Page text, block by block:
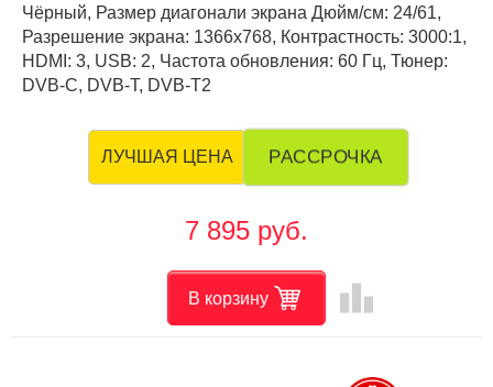
Чёрный, Размер диагонали экрана Дюйм/см: 24/61,
Разрешение экрана: 1366x768, Контрастность: 3000:1,
HDMI: 3, USB: 2, Частота обновления: 60 Гц, Тюнер:
DVB-C, DVB-T, DVB-T2
ЛУЧШАЯ ЦЕНА РАССРОЧКА
7 895 руб.
В корзину leaderboard